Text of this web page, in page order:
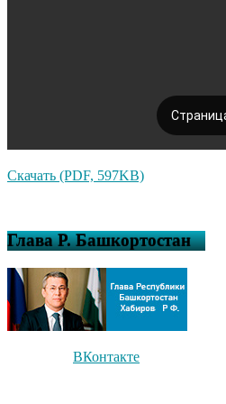
Скачать (PDF, 597KB)
Глава Р. Башкортостан
ВКонтакте